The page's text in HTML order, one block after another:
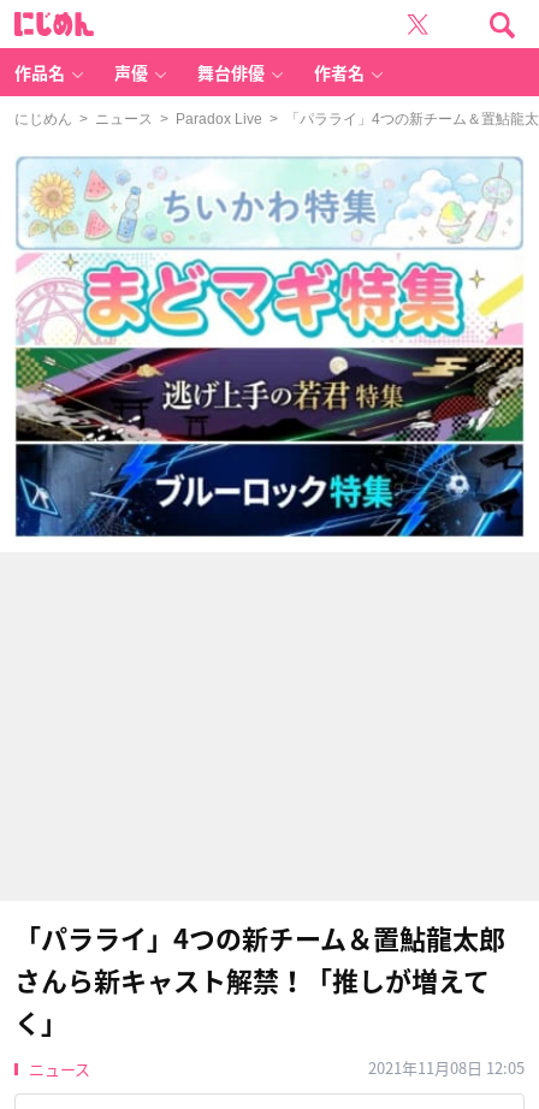
作品名 声優 舞台俳優 作者名
にじめん > ニュース > Paradox Live > 「パラライ」4つの新チーム＆置鮎龍
「パラライ」4つの新チーム＆置鮎龍太郎
さんら新キャスト解禁！「推しが増えて
く」
ニュース 2021年11月08日 12:05